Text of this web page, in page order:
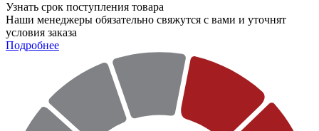
Узнать срок поступления товара
Наши менеджеры обязательно свяжутся с вами и уточнят
условия заказа
Подробнее